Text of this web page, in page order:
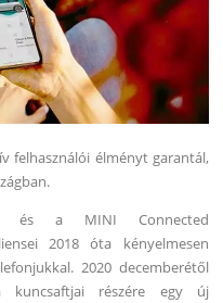
felhasználói élményt garantál,
és a MINI Connected
2018 óta kényelmesen
2020 decemberétől
kuncsaftjai részére egy új